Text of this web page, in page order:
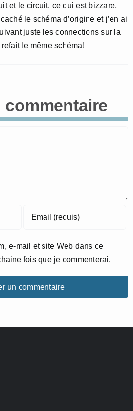
et le circuit. ce qui est bizzare,
caché le schéma d’origine et j’en ai
juste les connections sur la
refait le même schéma!
commentaire
e-mail et site Web dans ce
fois que je commenterai.